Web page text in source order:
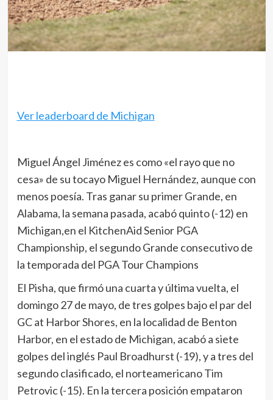
Ver leaderboard de Michigan
Miguel Ángel Jiménez es como «el rayo que no
cesa» de su tocayo Miguel Hernández, aunque con
menos poesía. Tras ganar su primer Grande, en
Alabama, la semana pasada, acabó quinto (-12) en
Michigan,en el KitchenAid Senior PGA
Championship, el segundo Grande consecutivo de
la temporada del PGA Tour Champions
El Pisha, que firmó una cuarta y última vuelta, el
domingo 27 de mayo, de tres golpes bajo el par del
GC at Harbor Shores, en la localidad de Benton
Harbor, en el estado de Michigan, acabó a siete
golpes del inglés Paul Broadhurst (-19), y a tres del
segundo clasificado, el norteamericano Tim
Petrovic (-15). En la tercera posición empataron